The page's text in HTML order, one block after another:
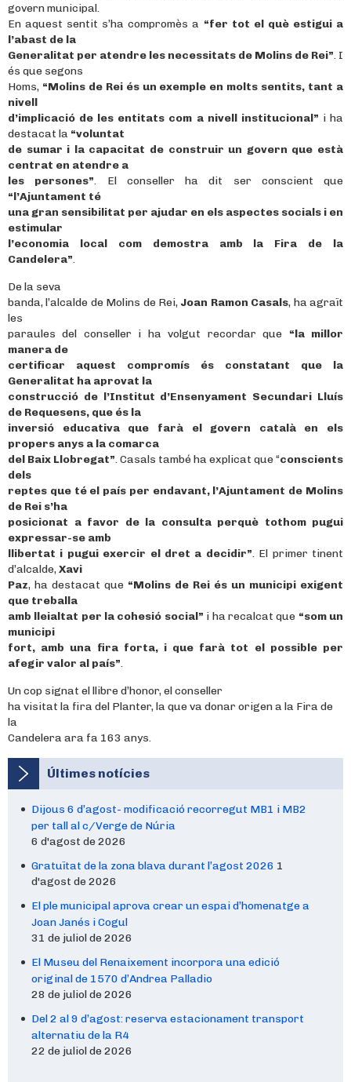
govern municipal.
En aquest sentit s’ha compromès a “fer tot el què estigui a
l’abast de la
Generalitat per atendre les necessitats de Molins de Rei”. I
és que segons
Homs, “Molins de Rei és un exemple en molts sentits, tant a
nivell
d’implicació de les entitats com a nivell institucional” i ha
destacat la “voluntat
de sumar i la capacitat de construir un govern que està
centrat en atendre a
les persones”. El conseller ha dit ser conscient que
“l’Ajuntament té
una gran sensibilitat per ajudar en els aspectes socials i en
estimular
l’economia local com demostra amb la Fira de la
Candelera”.
De la seva
banda, l’alcalde de Molins de Rei, Joan Ramon Casals, ha agraït
les
paraules del conseller i ha volgut recordar que “la millor
manera de
certificar aquest compromís és constatant que la
Generalitat ha aprovat la
construcció de l’Institut d’Ensenyament Secundari Lluís
de Requesens, que és la
inversió educativa que farà el govern català en els
propers anys a la comarca
del Baix Llobregat”. Casals també ha explicat que “conscients
dels
reptes que té el país per endavant, l’Ajuntament de Molins
de Rei s’ha
posicionat a favor de la consulta perquè tothom pugui
expressar-se amb
llibertat i pugui exercir el dret a decidir”. El primer tinent
d’alcalde,Xavi
Paz, ha destacat que “Molins de Rei és un municipi exigent
que treballa
amb lleialtat per la cohesió social” i ha recalcat que “som un
municipi
fort, amb una fira forta, i que farà tot el possible per
afegir valor al país”.
Un cop signat el llibre d’honor, el conseller
ha visitat la fira del Planter, la que va donar origen a la Fira de
la
Candelera ara fa 163 anys.
Últimes notícies
Dijous 6 d’agost- modificació recorregut MB1 i MB2
per tall al c/Verge de Núria
6 d'agost de 2026
Gratuïtat de la zona blava durant l’agost 2026 1
d'agost de 2026
El ple municipal aprova crear un espai d’homenatge a
Joan Janés i Cogul
31 de juliol de 2026
El Museu del Renaixement incorpora una edició
original de 1570 d’Andrea Palladio
28 de juliol de 2026
Del 2 al 9 d’agost: reserva estacionament transport
alternatiu de la R4
22 de juliol de 2026